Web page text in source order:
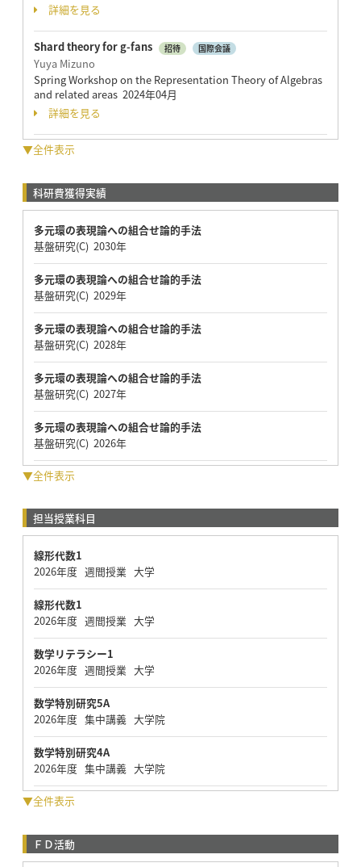
詳細を見る
Shard theory for g-fans 招待 国際会議
Yuya Mizuno
Spring Workshop on the Representation Theory of Algebras
and related areas 2024年04月
詳細を見る
▼全件表示
科研費獲得実績
多元環の表現論への組合せ論的手法
基盤研究(C) 2030年
多元環の表現論への組合せ論的手法
基盤研究(C) 2029年
多元環の表現論への組合せ論的手法
基盤研究(C) 2028年
多元環の表現論への組合せ論的手法
基盤研究(C) 2027年
多元環の表現論への組合せ論的手法
基盤研究(C) 2026年
▼全件表示
担当授業科目
線形代数1
2026年度 週間授業 大学
線形代数1
2026年度 週間授業 大学
数学リテラシー1
2026年度 週間授業 大学
数学特別研究5A
2026年度 集中講義 大学院
数学特別研究4A
2026年度 集中講義 大学院
▼全件表示
ＦＤ活動